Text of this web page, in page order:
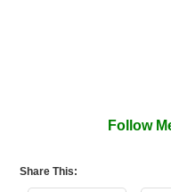
Follow
Share This: